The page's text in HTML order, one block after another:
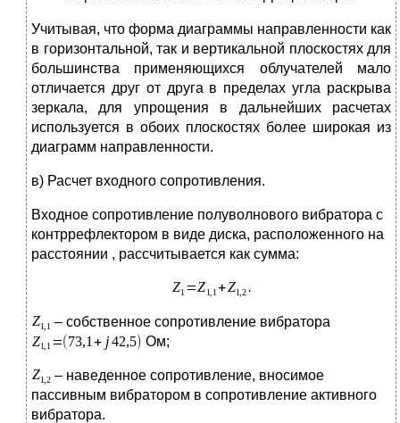
Учитывая, что форма диаграммы направленности как
в горизонтальной, так и вертикальной плоскостях для
большинства применяющихся облучателей мало
отличается друг от друга в пределах угла раскрыва
зеркала, для упрощения в дальнейших расчетах
используется в обоих плоскостях более широкая из
диаграмм направленности.
в) Расчет входного сопротивления.
Входное сопротивление полуволнового вибратора с
контррефлектором в виде диска, расположенного на
расстоянии , рассчитывается как сумма:
– собственное сопротивление вибратора
Ом;
– наведенное сопротивление, вносимое
пассивным вибратором в сопротивление активного
вибратора.